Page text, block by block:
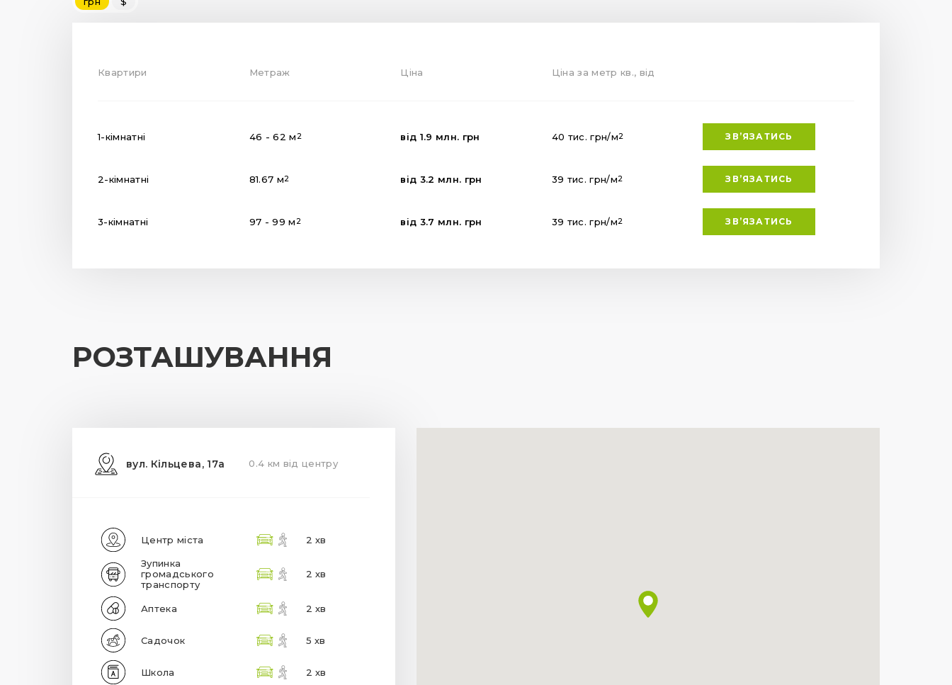
Квартири Метраж Ціна Ціна за метр кв., від
1-кімнатні 46 - 62 м2 від 1.9 млн. грн 40 тис.грн/м2 ЗВ’ЯЗАТИСЬ
2-кімнатні 81.67 м2 від 3.2 млн. грн 39 тис.грн/м2 ЗВ’ЯЗАТИСЬ
3-кімнатні 97 - 99 м2 від 3.7 млн. грн 39 тис.грн/м2 ЗВ’ЯЗАТИСЬ
РОЗТАШУВАННЯ
вул. Кільцева, 17а 0.4 км від центру
Центр міста 2 хв
Зупинка
громадського
транспорту
2 хв
Аптека 2 хв
Садочок 5 хв
Школа 2 хв